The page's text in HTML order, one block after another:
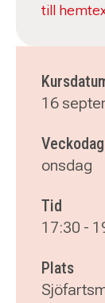
till
16
Veckodag
onsdag
Tid
17:30 -
Plats